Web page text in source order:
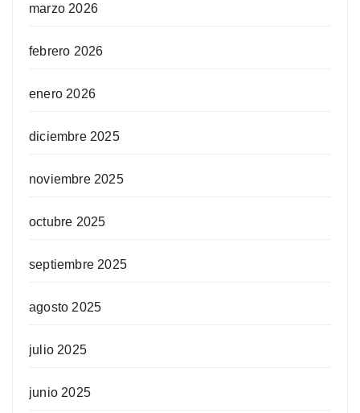
marzo 2026
febrero 2026
enero 2026
diciembre 2025
noviembre 2025
octubre 2025
septiembre 2025
agosto 2025
julio 2025
junio 2025